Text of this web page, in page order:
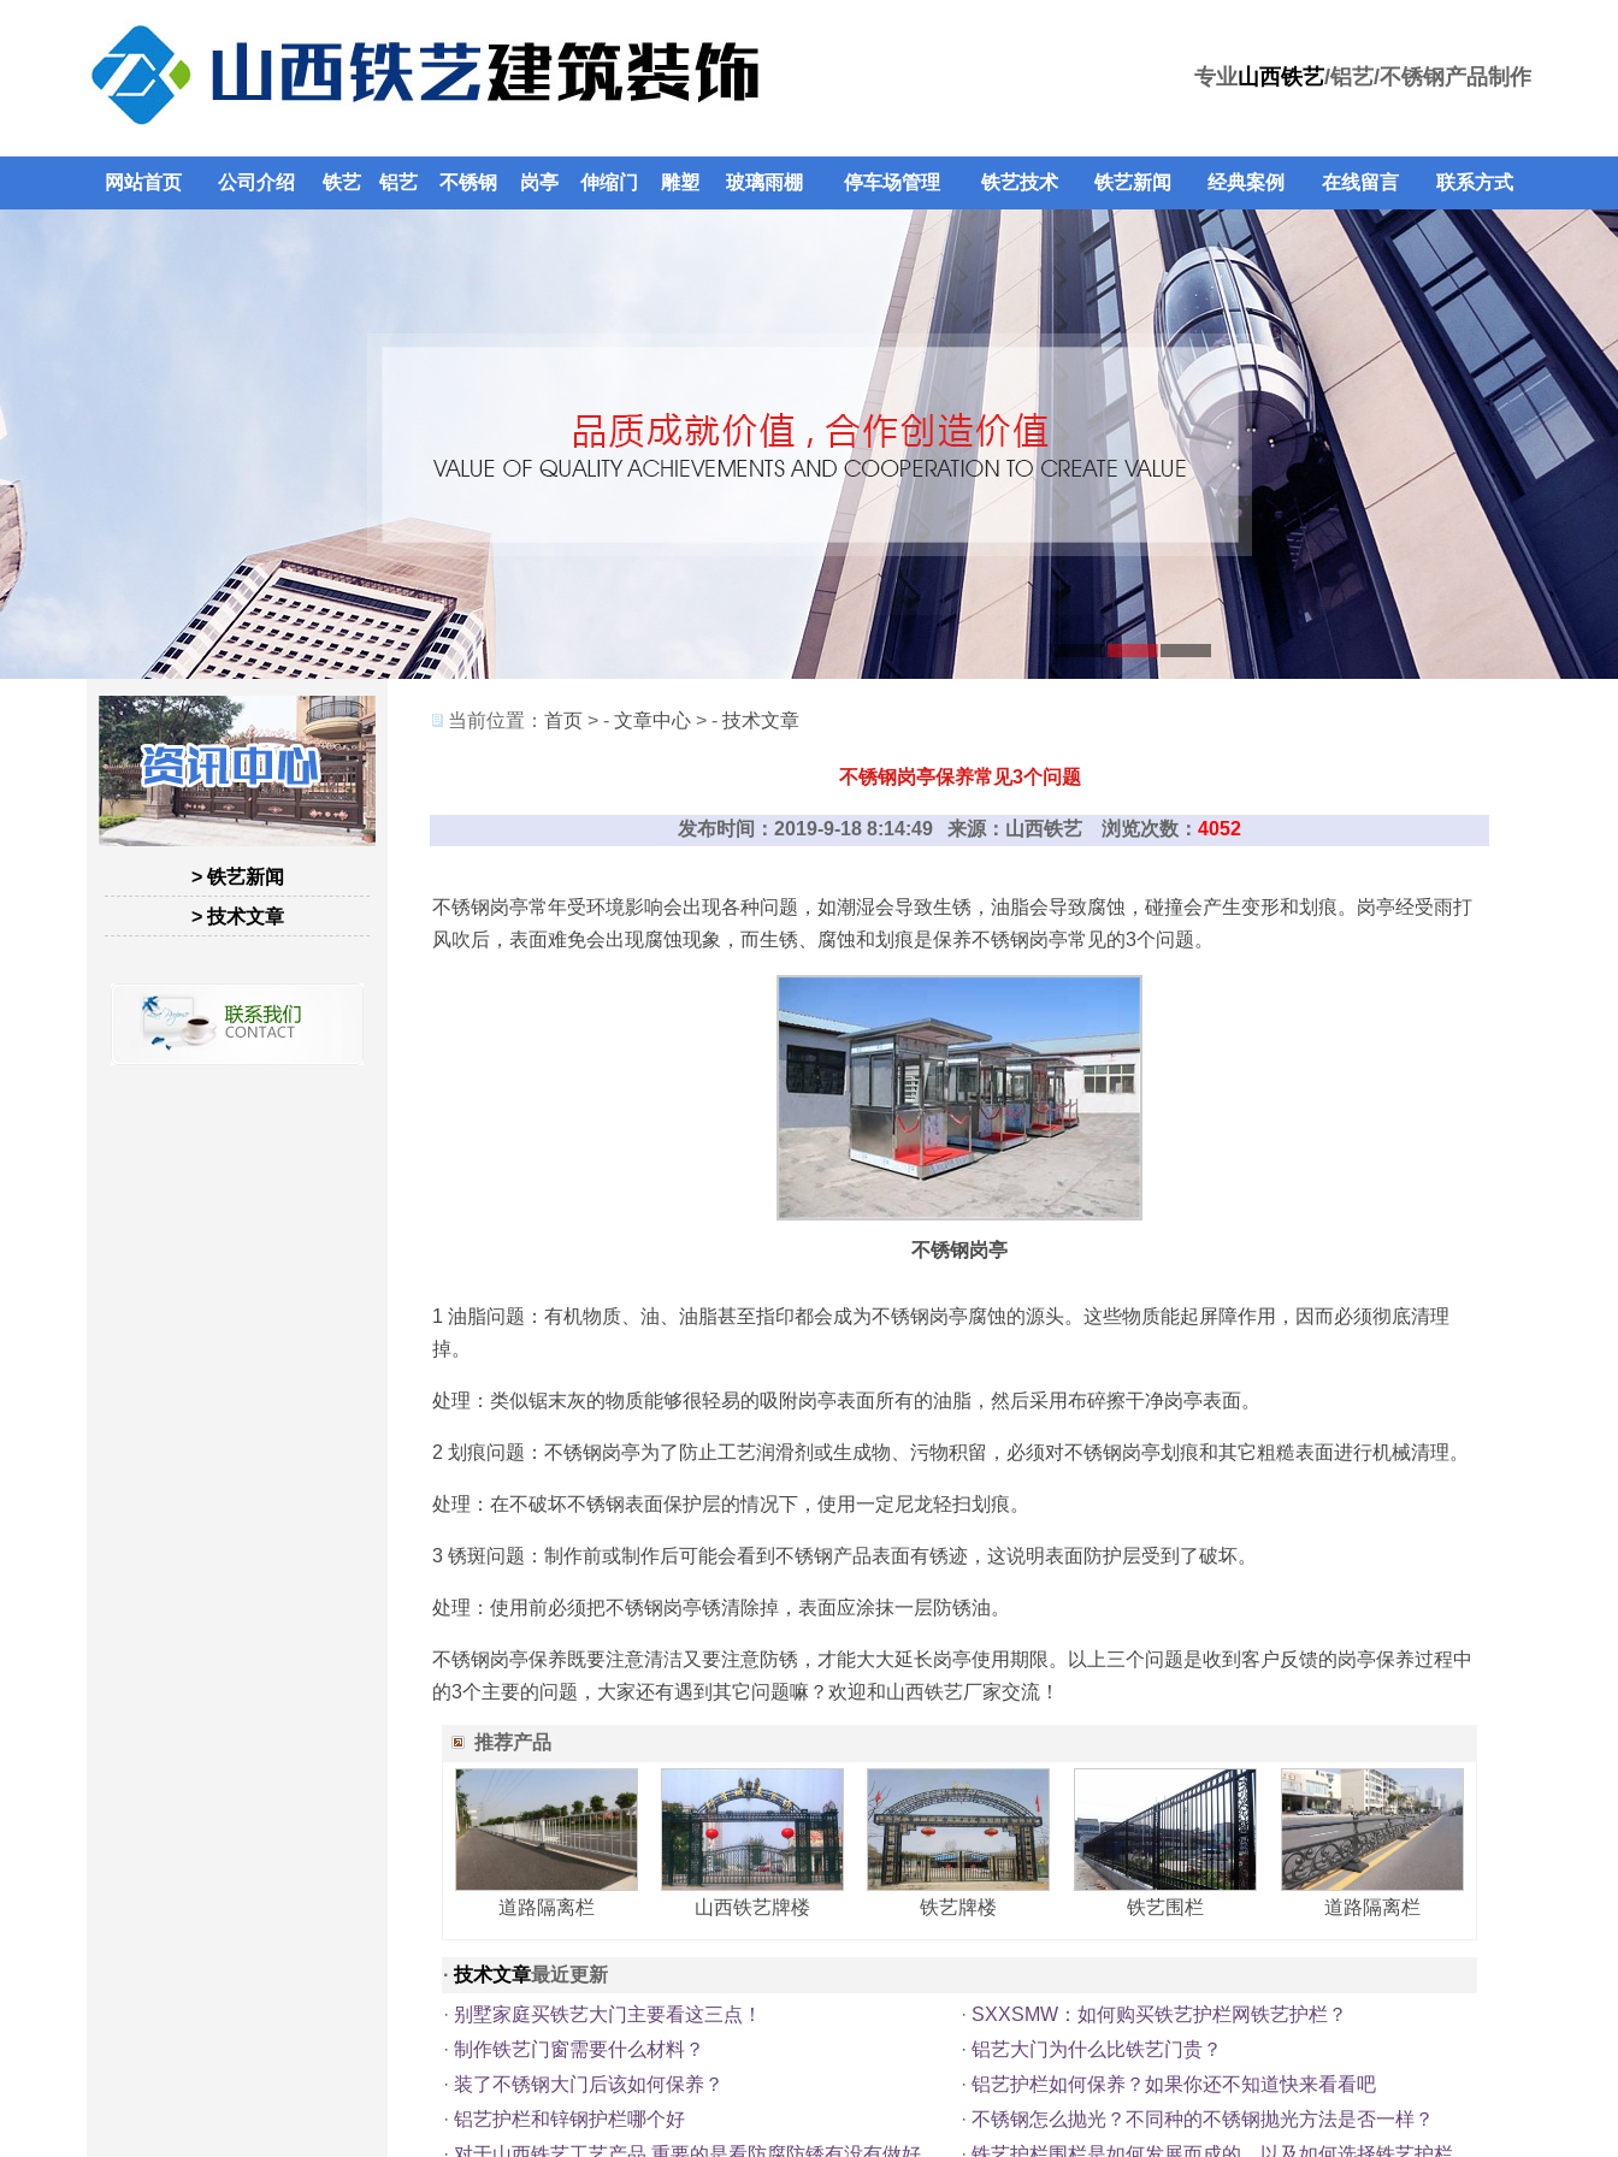
专业山西铁艺/铝艺/不锈钢产品制作
网站首页 公司介绍 铁艺 铝艺 不锈钢 岗亭 伸缩门 雕塑 玻璃雨棚 停车场管理 铁艺技术 铁艺新闻 经典案例 在线留言 联系方式
> 铁艺新闻
> 技术文章
当前位置： 首页 > - 文章中心 > - 技术文章
不锈钢岗亭保养常见3个问题
发布时间：2019-9-18 8:14:49 来源：山西铁艺 浏览次数： 4052
不锈钢岗亭常年受环境影响会出现各种问题，如潮湿会导致生锈，油脂会导致腐蚀，碰撞会产生变形和划痕。岗亭经受雨打
风吹后，表面难免会出现腐蚀现象，而生锈、腐蚀和划痕是保养不锈钢岗亭常见的3个问题。
不锈钢岗亭
1 油脂问题：有机物质、油、油脂甚至指印都会成为不锈钢岗亭腐蚀的源头。这些物质能起屏障作用，因而必须彻底清理
掉。
处理：类似锯末灰的物质能够很轻易的吸附岗亭表面所有的油脂，然后采用布碎擦干净岗亭表面。
2 划痕问题：不锈钢岗亭为了防止工艺润滑剂或生成物、污物积留，必须对不锈钢岗亭划痕和其它粗糙表面进行机械清理。
处理：在不破坏不锈钢表面保护层的情况下，使用一定尼龙轻扫划痕。
3 锈斑问题：制作前或制作后可能会看到不锈钢产品表面有锈迹，这说明表面防护层受到了破坏。
处理：使用前必须把不锈钢岗亭锈清除掉，表面应涂抹一层防锈油。
不锈钢岗亭保养既要注意清洁又要注意防锈，才能大大延长岗亭使用期限。以上三个问题是收到客户反馈的岗亭保养过程中
的3个主要的问题，大家还有遇到其它问题嘛？欢迎和山西铁艺厂家交流！
推荐产品
道路隔离栏 山西铁艺牌楼 铁艺牌楼 铁艺围栏 道路隔离栏
· 技术文章最近更新
· 别墅家庭买铁艺大门主要看这三点！ · SXXSMW：如何购买铁艺护栏网铁艺护栏？
· 制作铁艺门窗需要什么材料？ · 铝艺大门为什么比铁艺门贵？
· 装了不锈钢大门后该如何保养？ · 铝艺护栏如何保养？如果你还不知道快来看看吧
· 铝艺护栏和锌钢护栏哪个好 · 不锈钢怎么抛光？不同种的不锈钢抛光方法是否一样？